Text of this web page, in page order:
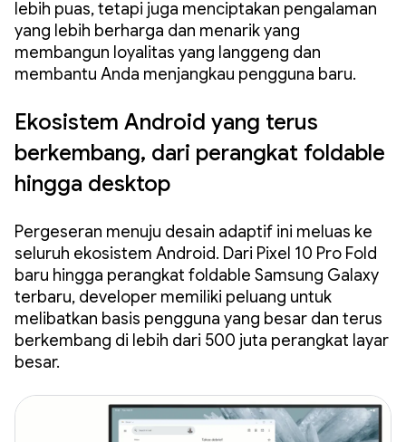
lebih puas, tetapi juga menciptakan pengalaman
yang lebih berharga dan menarik yang
membangun loyalitas yang langgeng dan
membantu Anda menjangkau pengguna baru.
Ekosistem Android yang terus
berkembang, dari perangkat foldable
hingga desktop
Pergeseran menuju desain adaptif ini meluas ke
seluruh ekosistem Android. Dari Pixel 10 Pro Fold
baru hingga perangkat foldable Samsung Galaxy
terbaru, developer memiliki peluang untuk
melibatkan basis pengguna yang besar dan terus
berkembang di lebih dari 500 juta perangkat layar
besar.